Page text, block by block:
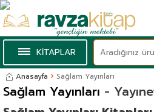
KİTAPLAR
Anasayfa Sağlam Yayınları
-
Sağlam Yayınları